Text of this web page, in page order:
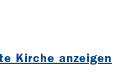
Kirche anzeigen